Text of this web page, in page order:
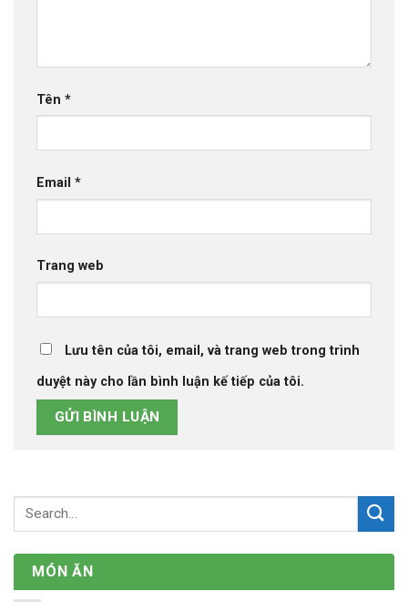
Tên *
Email *
Trang web
Lưu tên của tôi, email, và trang web trong trình
duyệt này cho lần bình luận kế tiếp của tôi.
MÓN ĂN